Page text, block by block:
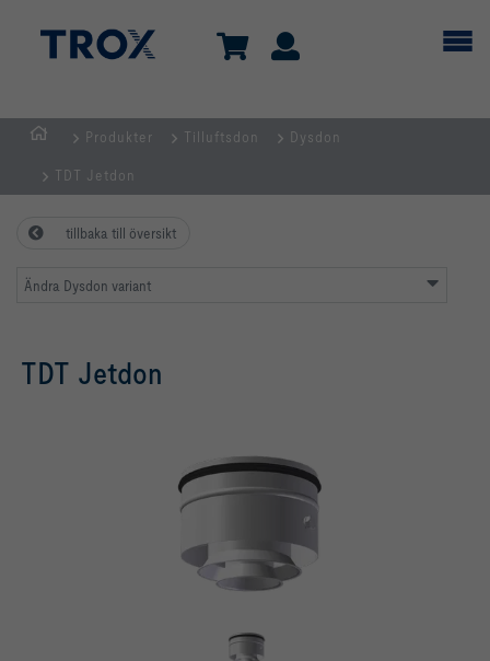
Produkter Tilluftsdon Dysdon
TDT Jetdon
tillbaka till översikt
Ändra Dysdon variant
TDT Jetdon